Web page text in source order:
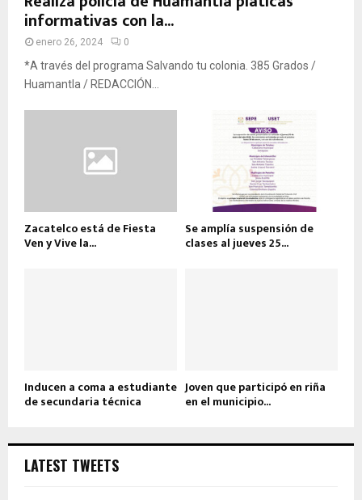
informativas con la...
enero 26, 2024 0
*A través del programa Salvando tu colonia. 385 Grados /
Huamantla / REDACCIÓN...
Zacatelco está de Fiesta
Ven y Vive la...
Se amplía suspensión de
clases al jueves 25...
Inducen a coma a estudiante
de secundaria técnica
Joven que participó en riña
en el municipio...
LATEST TWEETS